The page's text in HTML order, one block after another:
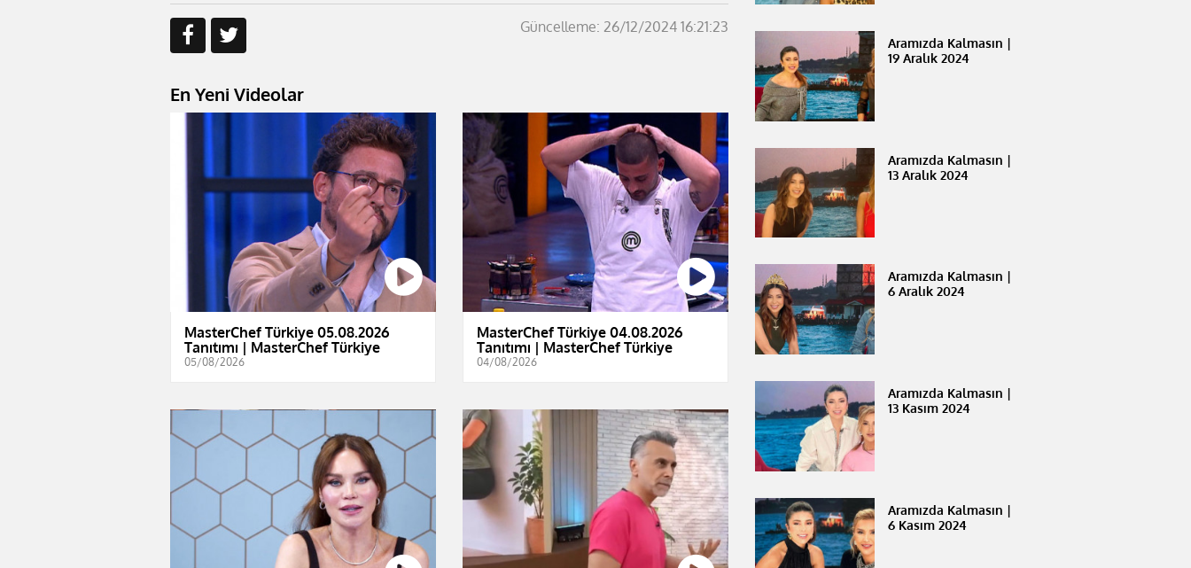
Güncelleme: 26/12/2024 16:21:23
En Yeni Videolar
MasterChef Türkiye 05.08.2026
Tanıtımı | MasterChef Türkiye
05/08/2026
MasterChef Türkiye 04.08.2026
Tanıtımı | MasterChef Türkiye
04/08/2026
Aramızda Kalmasın |
19 Aralık 2024
Aramızda Kalmasın |
13 Aralık 2024
Aramızda Kalmasın |
6 Aralık 2024
Aramızda Kalmasın |
13 Kasım 2024
Aramızda Kalmasın |
6 Kasım 2024